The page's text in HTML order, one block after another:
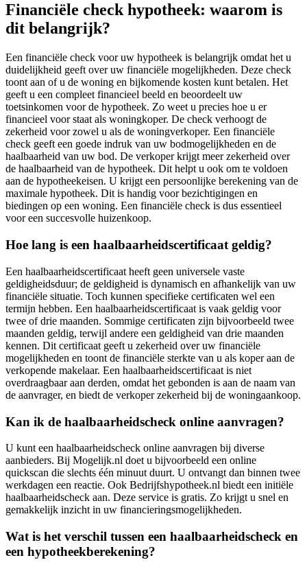
Financiële check hypotheek: waarom is
dit belangrijk?
Een financiële check voor uw hypotheek is belangrijk omdat het u
duidelijkheid geeft over uw financiële mogelijkheden. Deze check
toont aan of u de woning en bijkomende kosten kunt betalen. Het
geeft u een compleet financieel beeld en beoordeelt uw
toetsinkomen voor de hypotheek. Zo weet u precies hoe u er
financieel voor staat als woningkoper. De check verhoogt de
zekerheid voor zowel u als de woningverkoper. Een financiële
check geeft een goede indruk van uw bodmogelijkheden en de
haalbaarheid van uw bod. De verkoper krijgt meer zekerheid over
de haalbaarheid van de hypotheek. Dit helpt u ook om te voldoen
aan de hypotheekeisen. U krijgt een persoonlijke berekening van de
maximale hypotheek. Dit is handig voor bezichtigingen en
biedingen op een woning. Een financiële check is dus essentieel
voor een succesvolle huizenkoop.
Hoe lang is een haalbaarheidscertificaat geldig?
Een haalbaarheidscertificaat heeft geen universele vaste
geldigheidsduur; de geldigheid is dynamisch en afhankelijk van uw
financiële situatie. Toch kunnen specifieke certificaten wel een
termijn hebben. Een haalbaarheidscertificaat is vaak geldig voor
twee of drie maanden. Sommige certificaten zijn bijvoorbeeld twee
maanden geldig, terwijl andere een geldigheid van drie maanden
kennen. Dit certificaat geeft u zekerheid over uw financiële
mogelijkheden en toont de financiële sterkte van u als koper aan de
verkopende makelaar. Een haalbaarheidscertificaat is niet
overdraagbaar aan derden, omdat het gebonden is aan de naam van
de aanvrager, en biedt de verkoper zekerheid bij de woningaankoop.
Kan ik de haalbaarheidscheck online aanvragen?
U kunt een haalbaarheidscheck online aanvragen bij diverse
aanbieders. Bij Mogelijk.nl doet u bijvoorbeeld een online
quickscan die slechts één minuut duurt. U ontvangt dan binnen twee
werkdagen een reactie. Ook Bedrijfshypotheek.nl biedt een initiële
haalbaarheidscheck aan. Deze service is gratis. Zo krijgt u snel en
gemakkelijk inzicht in uw financieringsmogelijkheden.
Wat is het verschil tussen een haalbaarheidscheck en
een hypotheekberekening?